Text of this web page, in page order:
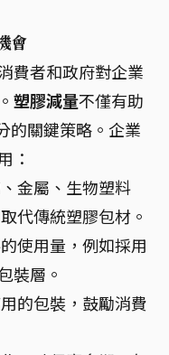
會
費者和政府對企業
塑膠減量不僅有助
的關鍵策略。企業
：
金屬、生物塑料
代傳統塑膠包材。
使用量，例如採用
裝層。
的包裝，鼓勵消費